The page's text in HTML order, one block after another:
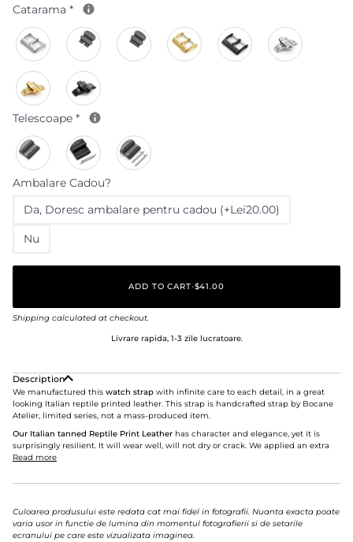
Catarama *
Telescoape *
Ambalare Cadou?
Da‚ Doresc ambalare pentru cadou (+Lei20.00)
Nu
ADD TO CART•$41.00
Shipping calculated at checkout.
Livrare rapida, 1-3 zile lucratoare.
Description
We manufactured this watch strap with infinite care to each detail, in a great
looking Italian reptile printed leather. This strap is handcrafted strap by Bocane
Atelier, limited series, not a mass-produced item.
Our Italian tanned Reptile Print Leather has character and elegance, yet it is
surprisingly resilient. It will wear well, will not dry or crack. We applied an extra
Read more
Culoarea produsului este redata cat mai fidel in fotografii. Nuanta exacta poate
varia usor in functie de lumina din momentul fotografierii si de setarile
ecranului pe care este vizualizata imaginea.